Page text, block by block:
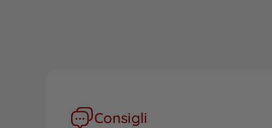
Consigli